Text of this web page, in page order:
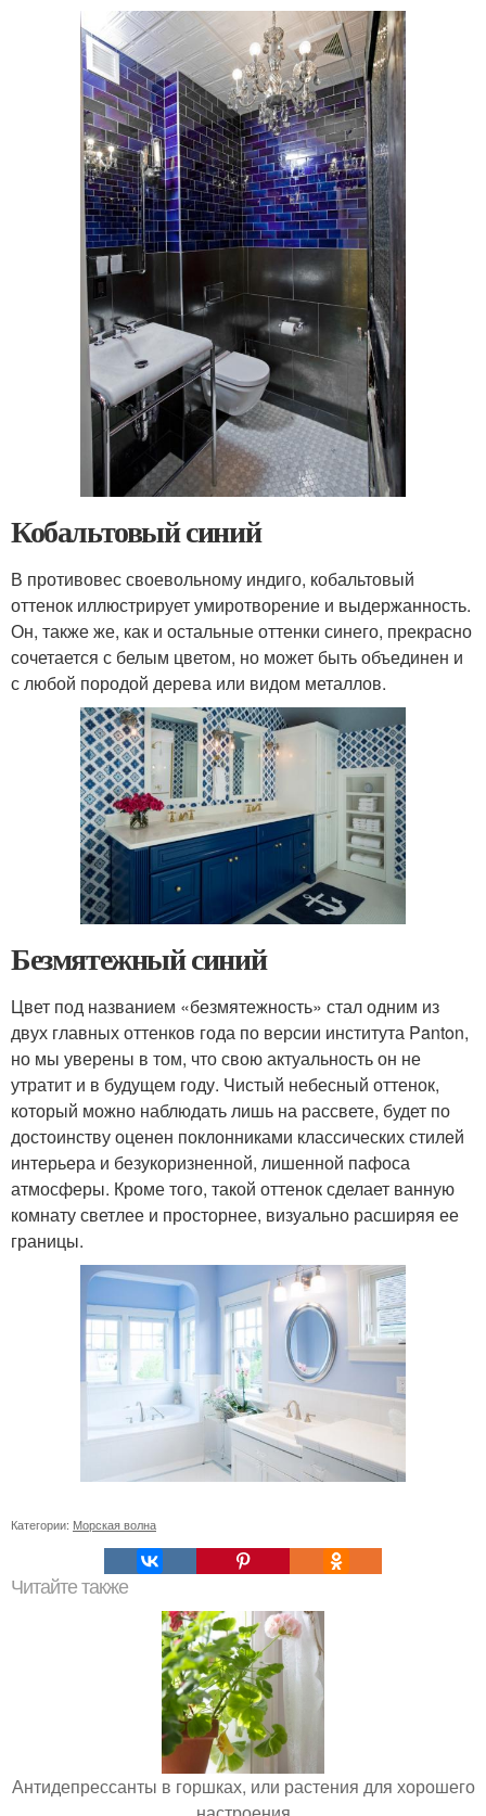
Кобальтовый синий
В противовес своевольному индиго, кобальтовый
оттенок иллюстрирует умиротворение и выдержанность.
Он, также же, как и остальные оттенки синего, прекрасно
сочетается с белым цветом, но может быть объединен и
с любой породой дерева или видом металлов.
Безмятежный синий
Цвет под названием «безмятежность» стал одним из
двух главных оттенков года по версии института Panton,
но мы уверены в том, что свою актуальность он не
утратит и в будущем году. Чистый небесный оттенок,
который можно наблюдать лишь на рассвете, будет по
достоинству оценен поклонниками классических стилей
интерьера и безукоризненной, лишенной пафоса
атмосферы. Кроме того, такой оттенок сделает ванную
комнату светлее и просторнее, визуально расширяя ее
границы.
Категории: Морская волна
Читайте также
Антидепрессанты в горшках, или растения для хорошего